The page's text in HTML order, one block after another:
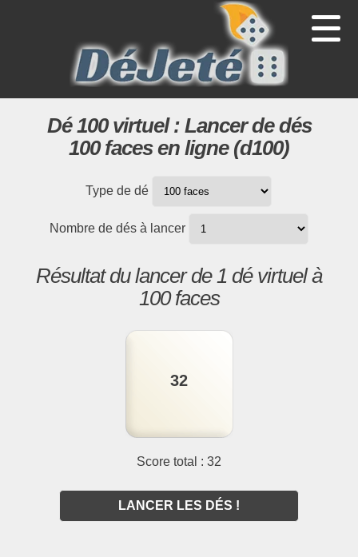
Dé 100 virtuel : Lancer de dés
100 faces en ligne (d100)
Type de dé
Nombre de dés à lancer
Résultat du lancer de 1 dé virtuel à
100 faces
32
Score total : 32